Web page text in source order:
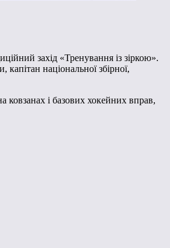
захід «Тренування із зіркою».
національної збірної,
ковзанах і базових хокейних вправ,